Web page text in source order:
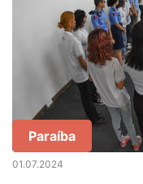
Paraíba
01.07.2024